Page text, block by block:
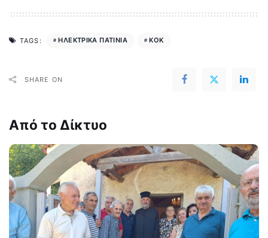
TAGS: ΗΛΕΚΤΡΙΚΑ ΠΑΤΙΝΙΑ ΚΟΚ
SHARE ON
Από το Δίκτυο